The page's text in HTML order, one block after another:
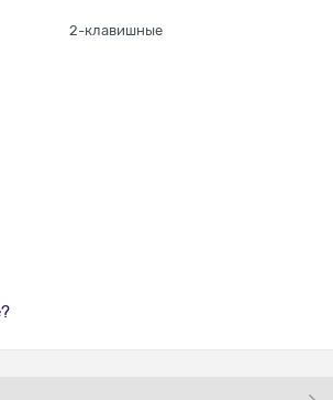
2-клавишные